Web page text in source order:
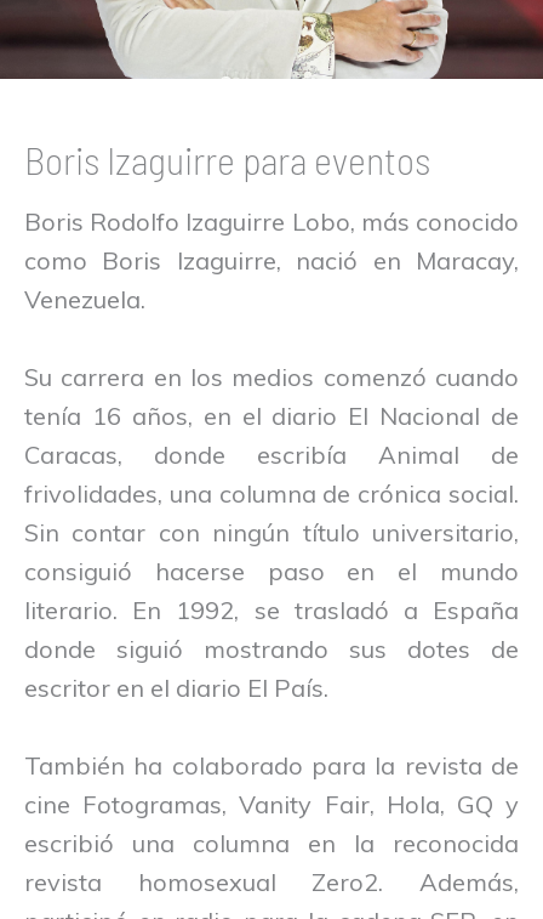
Boris Izaguirre para eventos
Boris Rodolfo Izaguirre Lobo, más conocido
como Boris Izaguirre, nació en Maracay,
Venezuela.
Su carrera en los medios comenzó cuando
tenía 16 años, en el diario El Nacional de
Caracas, donde escribía Animal de
frivolidades, una columna de crónica social.
Sin contar con ningún título universitario,
consiguió hacerse paso en el mundo
literario. En 1992, se trasladó a España
donde siguió mostrando sus dotes de
escritor en el diario El País.
También ha colaborado para la revista de
cine Fotogramas, Vanity Fair, Hola, GQ y
escribió una columna en la reconocida
revista homosexual Zero2. Además,